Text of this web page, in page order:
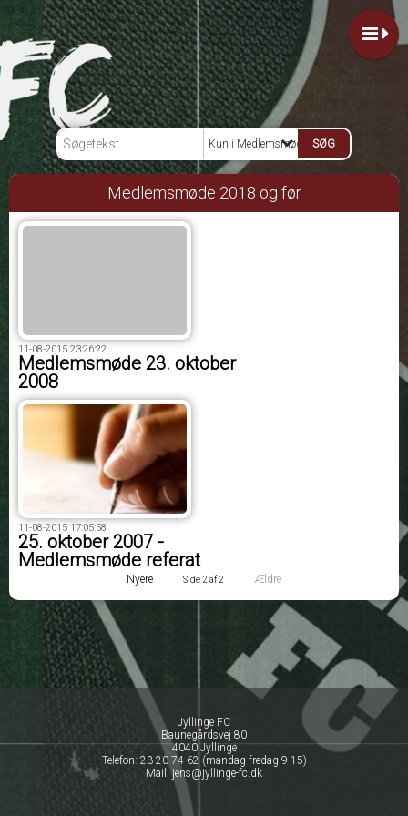
Kun i Medlemsmøde 2018 og før
Medlemsmøde 2018 og før
11-08-2015 23:26:22
Medlemsmøde 23. oktober
2008
11-08-2015 17:05:58
25. oktober 2007 -
Medlemsmøde referat
Nyere Side 2 af 2 Ældre
Jyllinge FC
Baunegårdsvej 80
4040 Jyllinge
Telefon: 23 20 74 62 (mandag-fredag 9-15)
Mail: jens@jyllinge-fc.dk